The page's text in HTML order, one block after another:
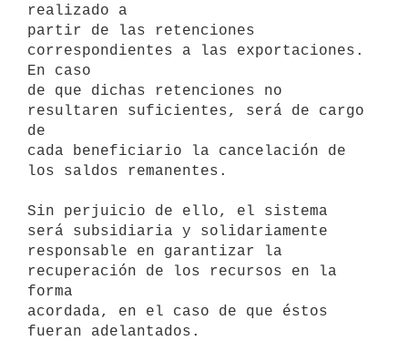
realizado a
partir de las retenciones
correspondientes a las exportaciones.
En caso
de que dichas retenciones no
resultaren suficientes, será de cargo
de
cada beneficiario la cancelación de
los saldos remanentes.
Sin perjuicio de ello, el sistema
será subsidiaria y solidariamente
responsable en garantizar la
recuperación de los recursos en la
forma
acordada, en el caso de que éstos
fueran adelantados.